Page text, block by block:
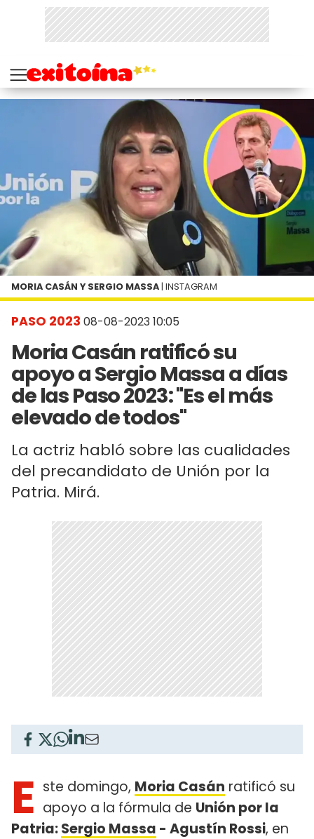
PASO 2023 08-08-2023 10:05
Moria Casán ratificó su
apoyo a Sergio Massa a días
de las Paso 2023: "Es el más
elevado de todos"
La actriz habló sobre las cualidades
del precandidato de Unión por la
Patria. Mirá.
MORIA CASÁN Y SERGIO MASSA | INSTAGRAM
E ste domingo, Moria Casán ratificó su
apoyo a la fórmula de Unión por la
Patria:Sergio Massa - Agustín Rossi, en